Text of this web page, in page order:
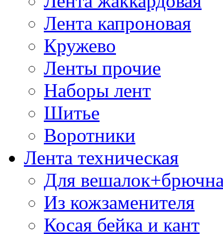
Лента капроновая
Кружево
Ленты прочие
Наборы лент
Шитье
Воротники
Лента техническая
Для
Из кожзаменителя
Косая бейка и кант